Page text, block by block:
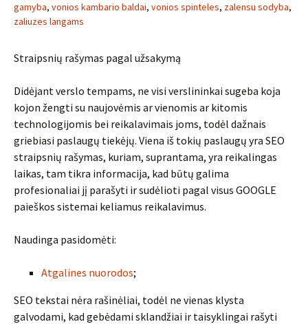
gamyba, vonios kambario baldai, vonios spinteles, zalensu sodyba,
zaliuzes langams
Straipsnių rašymas pagal užsakymą
Didėjant verslo tempams, ne visi verslininkai sugeba koja
kojon žengti su naujovėmis ar vienomis ar kitomis
technologijomis bei reikalavimais joms, todėl dažnais
griebiasi paslaugų tiekėjų. Viena iš tokių paslaugų yra SEO
straipsnių rašymas, kuriam, suprantama, yra reikalingas
laikas, tam tikra informacija, kad būtų galima
profesionaliai jį parašyti ir sudėlioti pagal visus GOOGLE
paieškos sistemai keliamus reikalavimus.
Naudinga pasidomėti:
Atgalines nuorodos;
SEO tekstai nėra rašinėliai, todėl ne vienas klysta
galvodami, kad gebėdami sklandžiai ir taisyklingai rašyti